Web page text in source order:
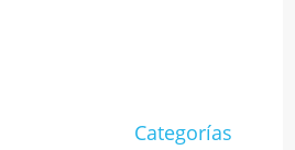
Categorías